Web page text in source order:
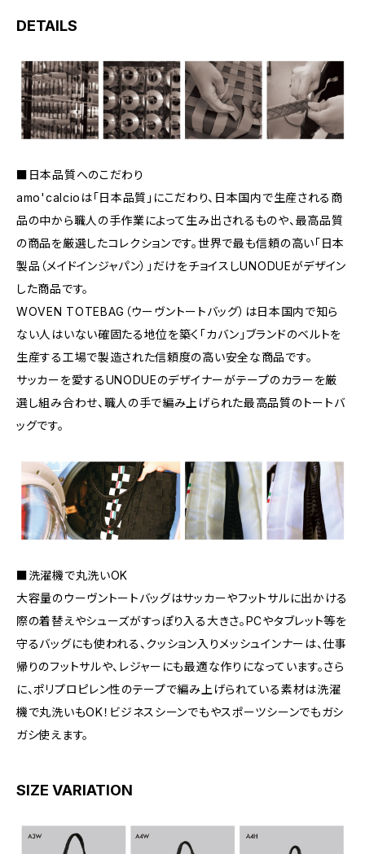
DETAILS
■日本品質へのこだわり
amo'calcioは「日本品質」にこだわり、日本国内で生産される商
品の中から職人の手作業によって生み出されるものや、最高品質
の商品を厳選したコレクションです。世界で最も信頼の高い「日本
製品（メイドインジャパン）」だけをチョイスしUNODUEがデザイン
した商品です。
WOVEN TOTEBAG（ウーヴントートバッグ）は日本国内で知ら
ない人はいない確固たる地位を築く「カバン」ブランドのベルトを
生産する工場で製造された信頼度の高い安全な商品です。
サッカーを愛するUNODUEのデザイナーがテープのカラーを厳
選し組み合わせ、職人の手で編み上げられた最高品質のトートバ
ッグです。
■洗濯機で丸洗いOK
大容量のウーヴントートバッグはサッカーやフットサルに出かける
際の着替えやシューズがすっぽり入る大きさ。PCやタブレット等を
守るバッグにも使われる、クッション入りメッシュインナーは、仕事
帰りのフットサルや、レジャーにも最適な作りになっています。さら
に、ポリプロピレン性のテープで編み上げられている素材は洗濯
機で丸洗いもOK！ビジネスシーンでもやスポーツシーンでもガシ
ガシ使えます。
SIZE VARIATION